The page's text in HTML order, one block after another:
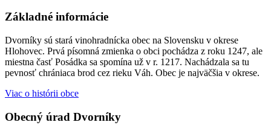
Základné informácie
Dvorníky sú stará vinohradnícka obec na Slovensku v okrese
Hlohovec. Prvá písomná zmienka o obci pochádza z roku 1247, ale
miestna časť Posádka sa spomína už v r. 1217. Nachádzala sa tu
pevnosť chrániaca brod cez rieku Váh. Obec je najväčšia v okrese.
Viac o histórii obce
Obecný úrad Dvorníky